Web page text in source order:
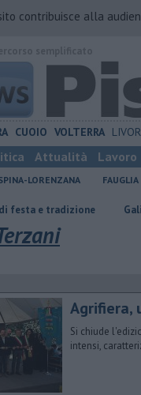
contribuisce alla
CUOIO VOLTERRA
Attualità Lavoro
LORENZANA FAUGLIA
Galilei, Luglio da
Agrifiera,
Si chiude
intensi,